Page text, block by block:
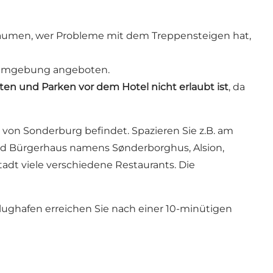
wer Probleme mit dem Treppensteigen hat,
angeboten.
und Parken vor dem Hotel nicht erlaubt ist, da
Sonderburg befindet. Spazieren Sie z.B. am
namens Sønderborghus, Alsion,
viele verschiedene Restaurants. Die
erreichen Sie nach einer 10-minütigen